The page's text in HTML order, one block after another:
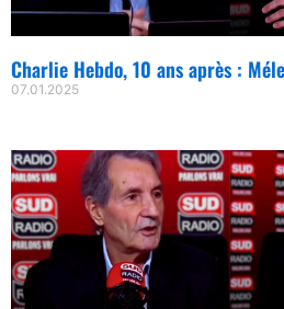
Charlie Hebdo, 10 ans après :
07.01.2025